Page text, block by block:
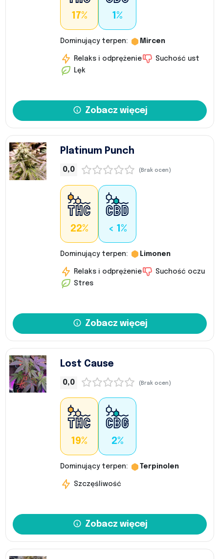
17% 1%
Dominujący terpen: Mircen
Relaks i odprężenie
Suchość ust
Lęk
Zobacz więcej
Platinum Punch
0,0 (Brak ocen)
22% < 1%
Dominujący terpen: Limonen
Relaks i odprężenie
Suchość oczu
Stres
Zobacz więcej
Lost Cause
0,0 (Brak ocen)
19% 2%
Dominujący terpen: Terpinolen
Szczęśliwość
Zobacz więcej